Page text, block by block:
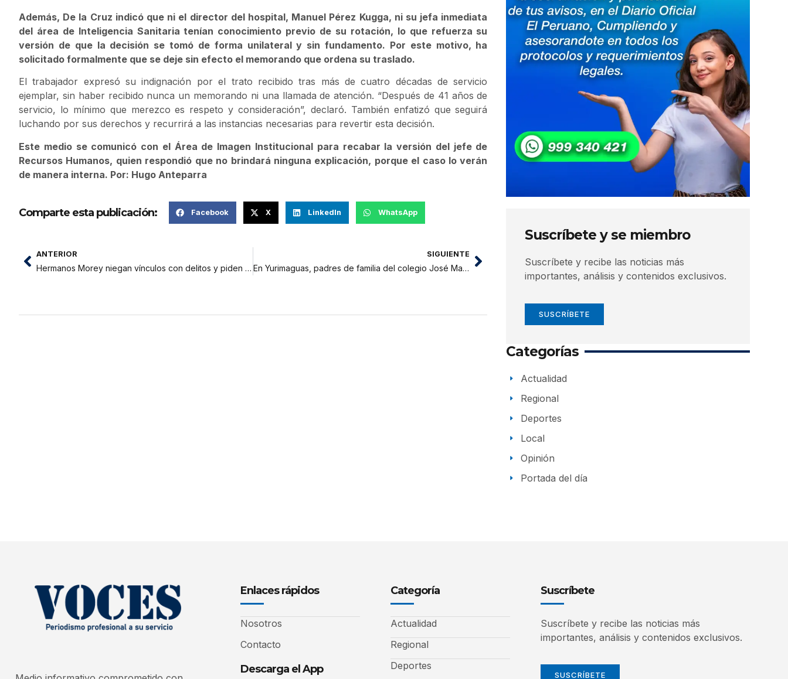
Además, De la Cruz indicó que ni el director del hospital, Manuel Pérez Kugga, ni su jefa inmediata
del área de Inteligencia Sanitaria tenían conocimiento previo de su rotación, lo que refuerza su
versión de que la decisión se tomó de forma unilateral y sin fundamento. Por este motivo, ha
solicitado formalmente que se deje sin efecto el memorando que ordena su traslado.
El trabajador expresó su indignación por el trato recibido tras más de cuatro décadas de servicio
ejemplar, sin haber recibido nunca un memorando ni una llamada de atención. “Después de 41 años de
servicio, lo mínimo que merezco es respeto y consideración”, declaró. También enfatizó que seguirá
luchando por sus derechos y recurrirá a las instancias necesarias para revertir esta decisión.
Este medio se comunicó con el Área de Imagen Institucional para recabar la versión del jefe de
Recursos Humanos, quien respondió que no brindará ninguna explicación, porque el caso lo verán
de manera interna. Por: Hugo Anteparra
Comparte esta publicación: Facebook X LinkedIn WhatsApp
ANTERIOR
Hermanos Morey niegan vínculos con delitos y piden justicia por asesinato de su hermano
SIGUIENTE
En Yurimaguas, padres de familia del colegio José María Arguedas exigen destitución de docente y contratación de personal de limpieza
Suscríbete y se miembro
Suscríbete y recibe las noticias más
importantes, análisis y contenidos exclusivos.
SUSCRÍBETE
Categorías
Actualidad
Regional
Deportes
Local
Opinión
Portada del día
Enlaces rápidos
Nosotros
Contacto
Descarga el App
Categoría
Actualidad
Regional
Deportes
Suscríbete
Suscríbete y recibe las noticias más
importantes, análisis y contenidos exclusivos.
SUSCRÍBETE